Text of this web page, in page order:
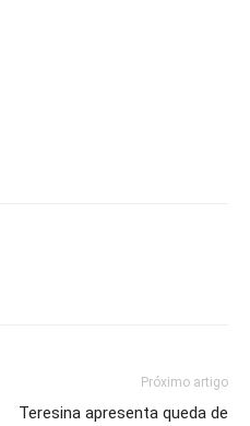
Próximo artigo
Teresina apresenta queda de